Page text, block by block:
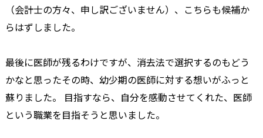
（会計士の方々、申し訳ございません）、こちらも候補か
らはずしました。
最後に医師が残るわけですが、消去法で選択するのもどう
かなと思ったその時、幼少期の医師に対する想いがふっと
蘇りました。 目指すなら、自分を感動させてくれた、医師
という職業を目指そうと思いました。